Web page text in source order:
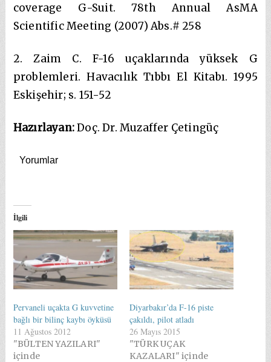
coverage G-Suit. 78th Annual AsMA
Scientific Meeting (2007) Abs.# 258
2. Zaim C. F-16 uçaklarında yüksek G
problemleri. Havacılık Tıbbı El Kitabı. 1995
Eskişehir; s. 151-52
Hazırlayan:Doç. Dr. Muzaffer Çetingüç
Yorumlar
İlgili
Pervaneli uçakta G kuvvetine
bağlı bir bilinç kaybı öyküsü
11 Ağustos 2012
"BÜLTEN YAZILARI"
içinde
Diyarbakır’da F-16 piste
çakıldı, pilot atladı
26 Mayıs 2015
"TÜRK UÇAK
KAZALARI" içinde